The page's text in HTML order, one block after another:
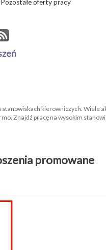
Pozostałe oferty pracy
kierowniczych. Wiele
Znajdź pracę na wysokim
promowane